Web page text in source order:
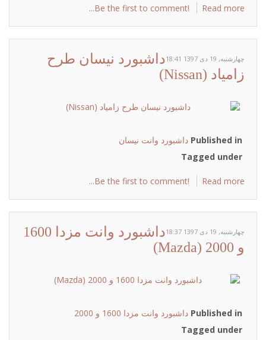
Be the first to comment! Read more...
چهارشنبه, 19 دی 1397 18:41
داشبورد نیسان طرح
زامیاد (Nissan)
Published in داشبورد وانت نیسان
Tagged under
Be the first to comment! Read more...
چهارشنبه, 19 دی 1397 18:37
داشبورد وانت مزدا 1600
و 2000 (Mazda)
Published in داشبورد وانت مزدا 1600 و 2000
Tagged under